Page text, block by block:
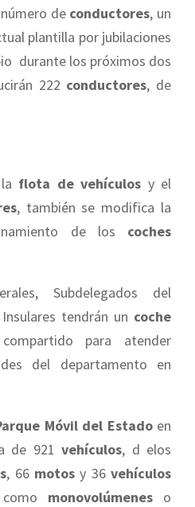
de conductores, un
plantilla por jubilaciones
durante los próximos dos
222 conductores, de
flota de vehículos y el
, también se modifica la
de los coches
Subdelegados del
tendrán un coche
compartido para atender
del departamento en
Móvil del Estadoen
de 921 vehículos, d elos
, 66 motosy 36 vehículos
monovolúmenes o